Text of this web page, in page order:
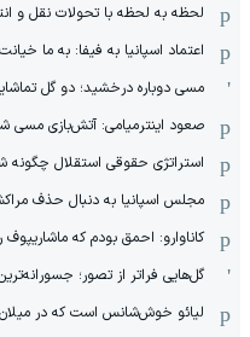
لحظه به لحظه با تحولات نقل و
اعتماد اسپانیا به فیفا: به ما
مسی دوباره درخشید؛ دو گل
صعود اینترمیامی: آتش‌بازی مسی
استراتژی حقوقی استقلال
مجلس اسپانیا به دنبال حذف مراکش از
کاناوارو: احمق بودم که
گل‌هایی فراتر از تصور؛
لیائو خوش‌شانس است که در